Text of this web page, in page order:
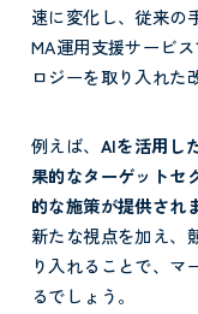
速に変化し、従来の
MA運用支援サービ
ロジーを取り入れた
例えば、 AIを活用し
果的なターゲットセ
的な施策が提供され
新たな視点を加え、
り入れることで、マ
るでしょう。